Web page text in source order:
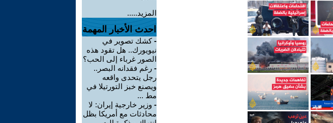
المزيد.....
احدث الأخبار المهمة
-كشك تصوير في
نيويورك.. هل تقود هذه
الصور غرباء إلى الحب؟
- رغم فقدانه البصر..
رجل يتحدى واقعه
ويصنع خبز التورتيلا في
مط ...
- وزير خارجية إيران: لا
محادثات مع أمريكا بظل